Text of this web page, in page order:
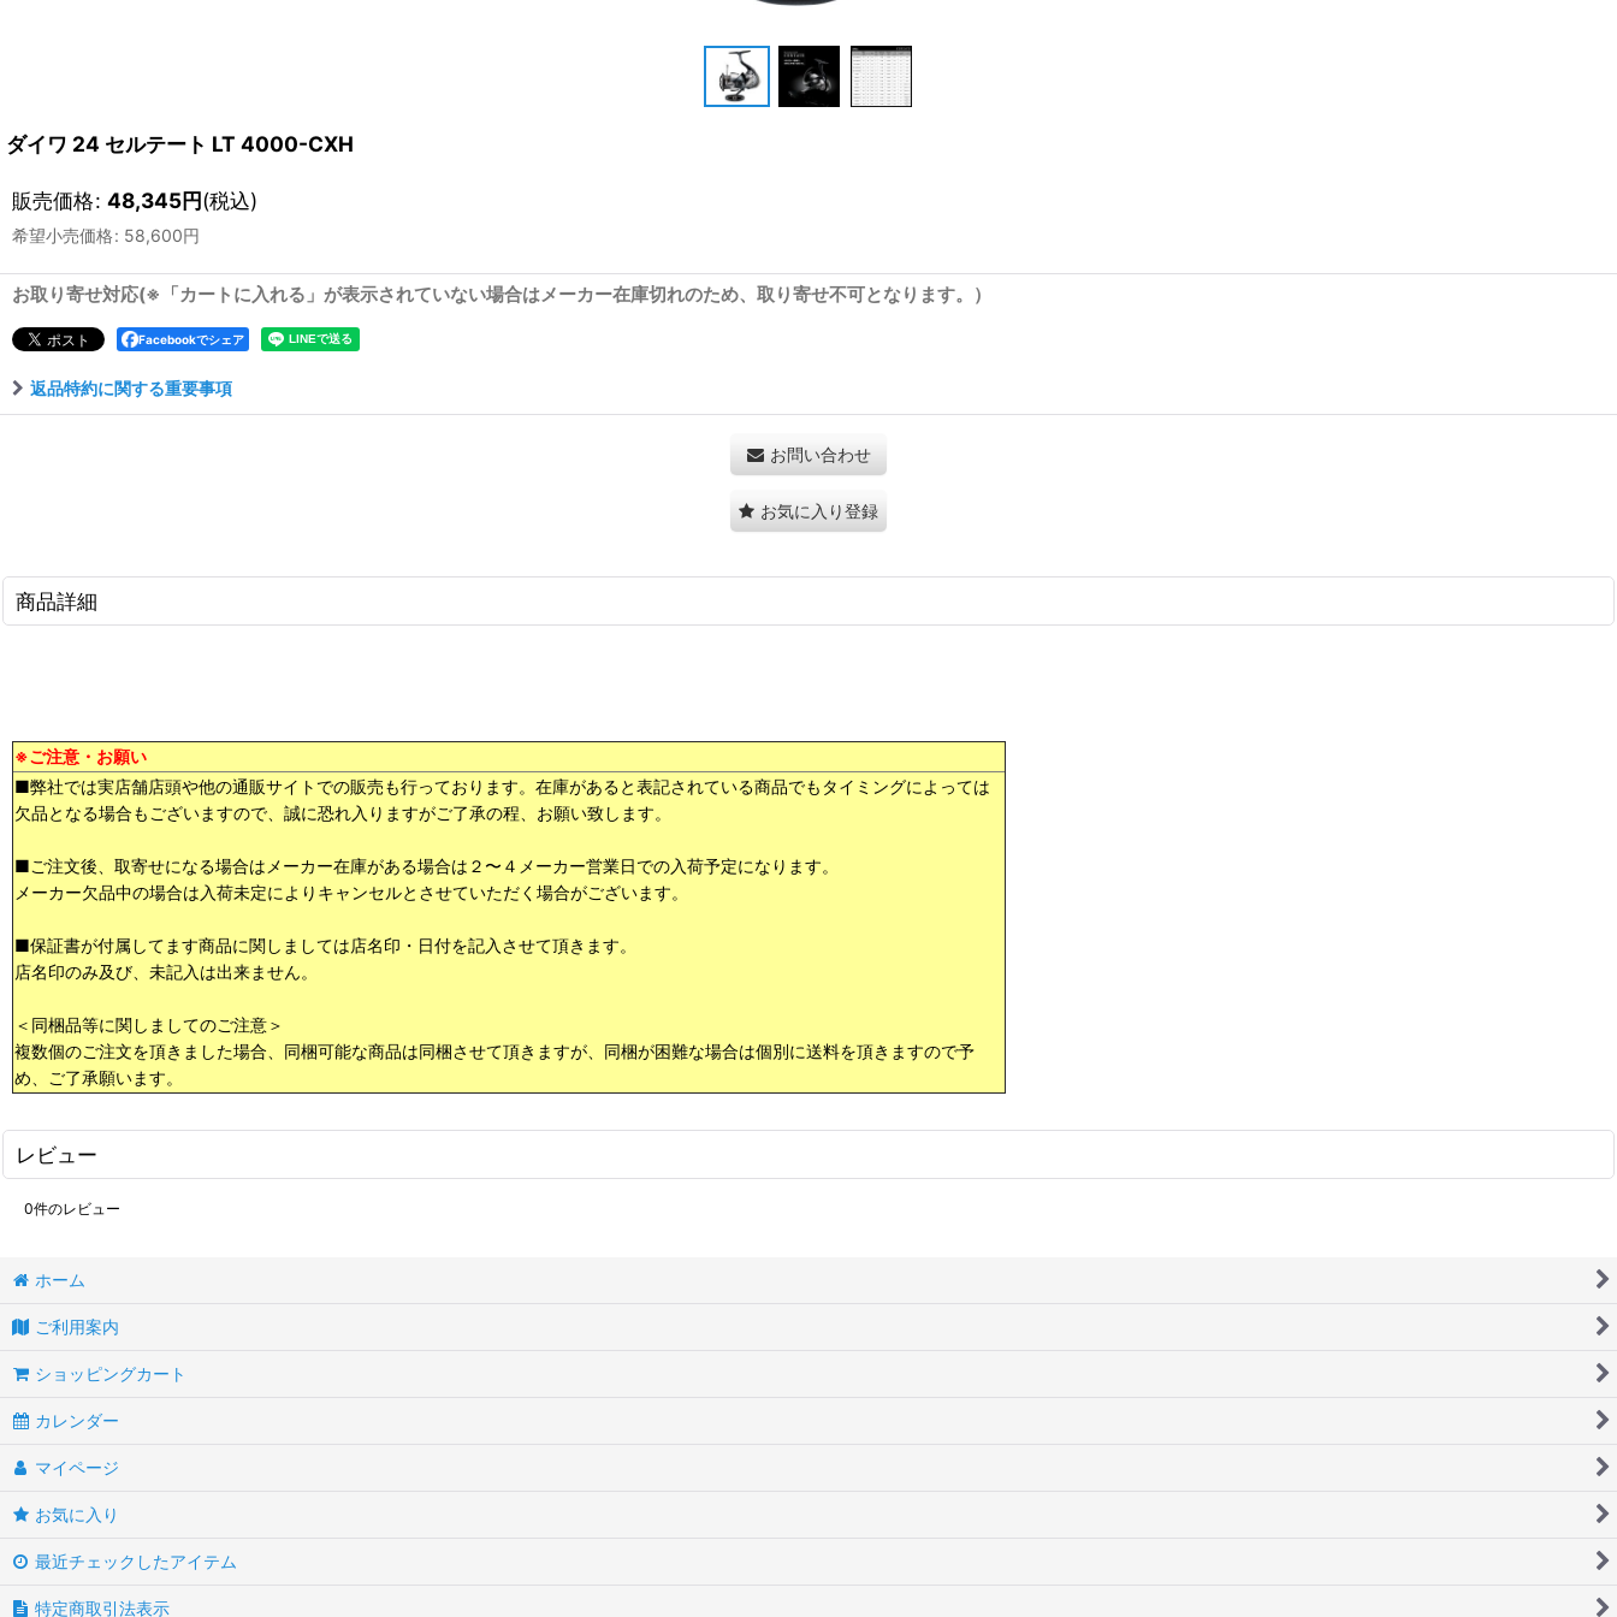
ダイワ 24 セルテート LT 4000-CXH
販売価格: 48,345円(税込)
希望小売価格: 58,600円
お取り寄せ対応(※「カートに入れる」が表示されていない場合はメーカー在庫切れのため、取り寄せ不可となります。）
Facebookでシェア
返品特約に関する重要事項
お問い合わせ
お気に入り登録
商品詳細
※ご注意・お願い
■弊社では実店舗店頭や他の通販サイトでの販売も行っております。在庫があると表記されている商品でもタイミングによっては
欠品となる場合もございますので、誠に恐れ入りますがご了承の程、お願い致します。
■ご注文後、取寄せになる場合はメーカー在庫がある場合は２〜４メーカー営業日での入荷予定になります。
メーカー欠品中の場合は入荷未定によりキャンセルとさせていただく場合がございます。
■保証書が付属してます商品に関しましては店名印・日付を記入させて頂きます。
店名印のみ及び、未記入は出来ません。
＜同梱品等に関しましてのご注意＞
複数個のご注文を頂きました場合、同梱可能な商品は同梱させて頂きますが、同梱が困難な場合は個別に送料を頂きますので予
め、ご了承願います。
レビュー
0件のレビュー
ホーム
ご利用案内
ショッピングカート
カレンダー
マイページ
お気に入り
最近チェックしたアイテム
特定商取引法表示